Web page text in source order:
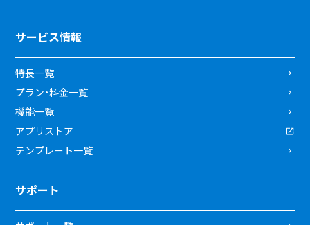
サービス情報
特長一覧
プラン・料金一覧
機能一覧
アプリストア
テンプレート一覧
サポート